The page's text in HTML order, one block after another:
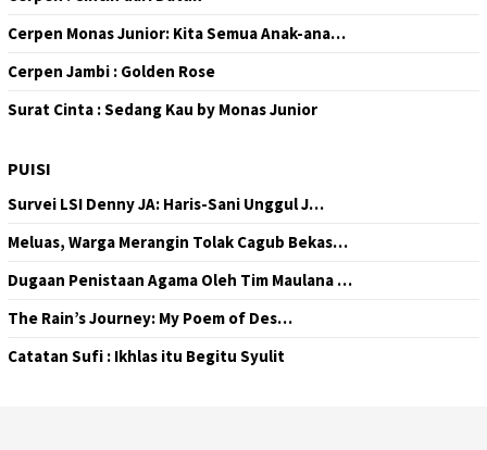
Cerpen Monas Junior: Kita Semua Anak-ana…
Cerpen Jambi : Golden Rose
Surat Cinta : Sedang Kau by Monas Junior
PUISI
Survei LSI Denny JA: Haris-Sani Unggul J…
Meluas, Warga Merangin Tolak Cagub Bekas…
Dugaan Penistaan Agama Oleh Tim Maulana …
The Rain’s Journey: My Poem of Des…
Catatan Sufi : Ikhlas itu Begitu Syulit